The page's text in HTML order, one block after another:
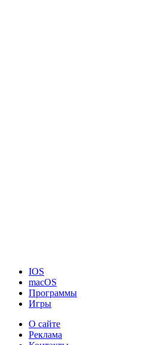
IOS
macOS
Программы
Игры
О сайте
Реклама